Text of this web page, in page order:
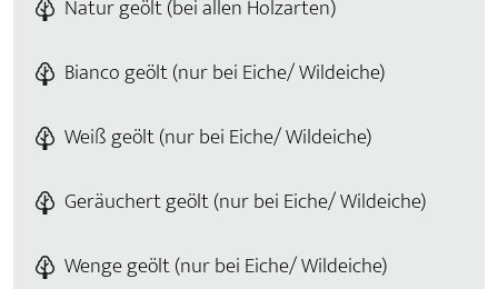
Natur geölt (bei allen Holzarten)
Bianco geölt (nur bei Eiche/ Wildeiche)
Weiß geölt (nur bei Eiche/ Wildeiche)
Geräuchert geölt (nur bei Eiche/ Wildeiche)
Wenge geölt (nur bei Eiche/ Wildeiche)